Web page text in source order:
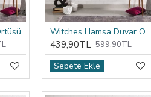
Witches Hamsa Duvar Örtüsü
439,90TL 599,90TL
Sepete Ekle